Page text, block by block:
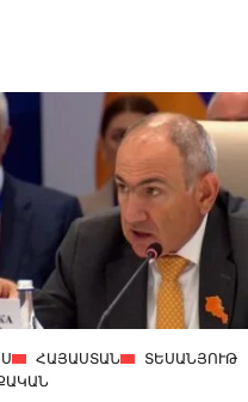
ՀԱՅԱՍՏԱՆ
ՏԵՍԱՆՅՈՒԹ